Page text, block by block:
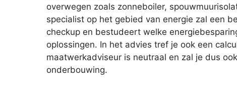
overwegen zoals zonneboiler,
specialist op het gebied van energie zal een
checkup en bestudeert welke
oplossingen. In het advies tref je ook een
maatwerkadviseur is neutraal en zal je dus
onderbouwing.